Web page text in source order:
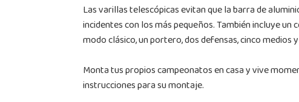
Las varillas telescópicas evitan que la barra de
incidentes con los más pequeños. También incluye
modo clásico, un portero, dos defensas, cinco
Monta tus propios campeonatos en casa y vive
instrucciones para su montaje.